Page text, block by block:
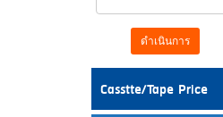
ดำเนินการ
Casstte/Tape Price